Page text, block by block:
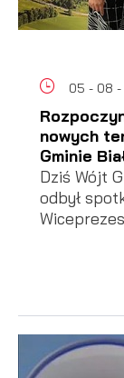
05 - 08 -
nowych
Gminie
Dziś Wójt
odbył